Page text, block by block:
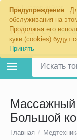
Предупреждение
обслуживания на
Продолжая его
куки (cookies) будут
Принять
Екатеринбург
Массажный
Большой
Главная /